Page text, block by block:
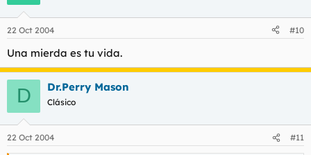
22 Oct 2004 #10
Una mierda es tu vida.
D Dr.Perry Mason
Clásico
22 Oct 2004 #11